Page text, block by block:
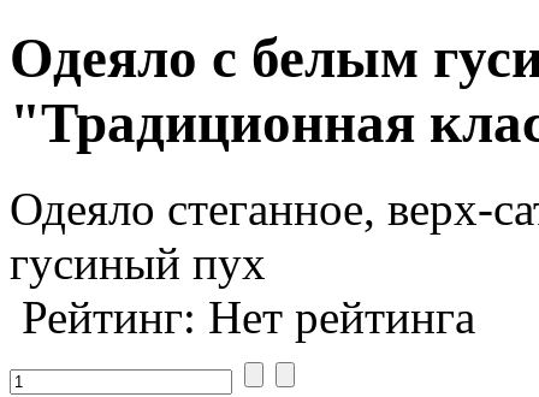
Одеяло с белым
"Традиционная
Одеяло стеганное, верх-
гусиный пух
Рейтинг: Нет рейтинга